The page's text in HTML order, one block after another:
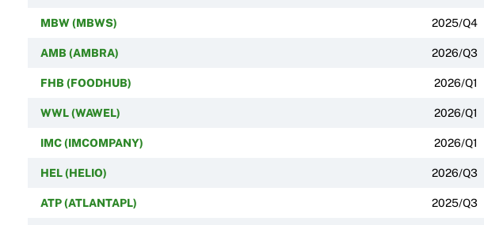
MBW (MBWS) 2025/Q4
AMB (AMBRA) 2026/Q3
FHB (FOODHUB) 2026/Q1
WWL (WAWEL) 2026/Q1
IMC (IMCOMPANY) 2026/Q1
HEL (HELIO) 2026/Q3
ATP (ATLANTAPL) 2025/Q3